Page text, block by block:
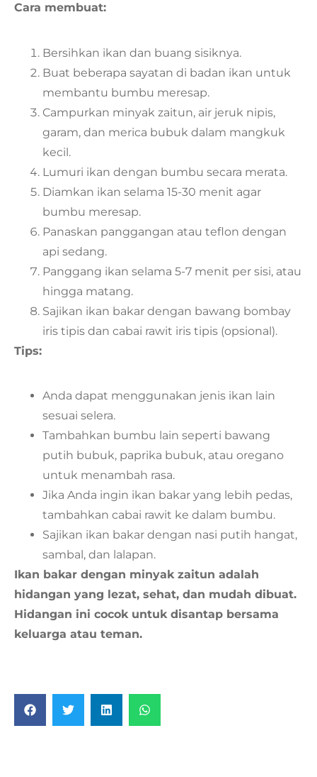
Cara membuat:
Bersihkan ikan dan buang sisiknya.
Buat beberapa sayatan di badan ikan untuk
membantu bumbu meresap.
Campurkan minyak zaitun, air jeruk nipis,
garam, dan merica bubuk dalam mangkuk
kecil.
Lumuri ikan dengan bumbu secara merata.
Diamkan ikan selama 15-30 menit agar
bumbu meresap.
Panaskan panggangan atau teflon dengan
api sedang.
Panggang ikan selama 5-7 menit per sisi, atau
hingga matang.
Sajikan ikan bakar dengan bawang bombay
iris tipis dan cabai rawit iris tipis (opsional).
Tips:
Anda dapat menggunakan jenis ikan lain
sesuai selera.
Tambahkan bumbu lain seperti bawang
putih bubuk, paprika bubuk, atau oregano
untuk menambah rasa.
Jika Anda ingin ikan bakar yang lebih pedas,
tambahkan cabai rawit ke dalam bumbu.
Sajikan ikan bakar dengan nasi putih hangat,
sambal, dan lalapan.
Ikan bakar dengan minyak zaitun adalah
hidangan yang lezat, sehat, dan mudah dibuat.
Hidangan ini cocok untuk disantap bersama
keluarga atau teman.